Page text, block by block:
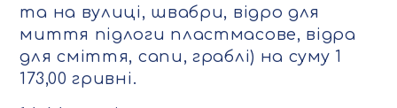
та на вулиці, швабри, відро для
миття підлоги пластмасове, відра
для сміття, сапи, граблі) на суму 1
173,00 гривні.